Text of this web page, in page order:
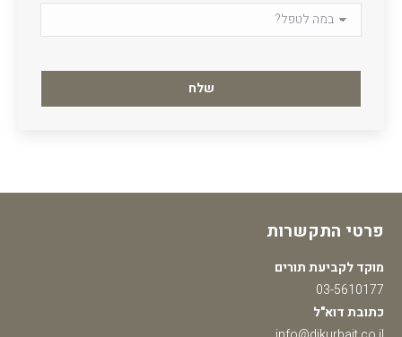
this
פרטי התקשרות
מוקד לקביעת תורים
03-5610177
כתובת דוא"ל